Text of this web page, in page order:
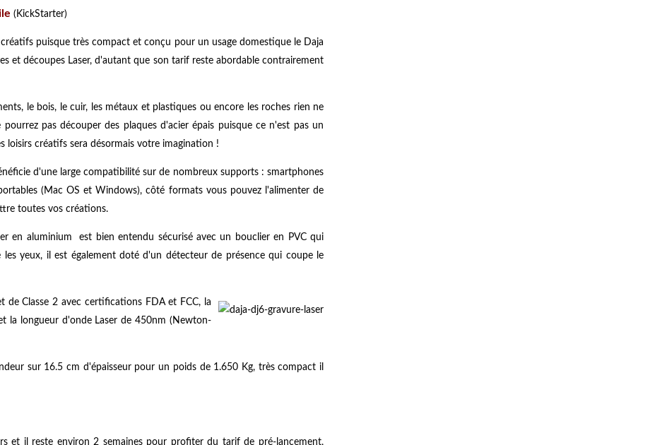
(KickStarter)
puisque très compact et conçu pour un usage domestique le Daja
et découpes Laser, d'autant que son tarif reste abordable contrairement
le bois, le cuir, les métaux et plastiques ou encore les roches rien ne
pas découper des plaques d'acier épais puisque ce n'est pas un
loisirs créatifs sera désormais votre imagination !
d'une large compatibilité sur de nombreux supports : smartphones
(Mac OS et Windows), côté formats vous pouvez l'alimenter de
toutes vos créations.
en aluminium est bien entendu sécurisé avec un bouclier en PVC qui
yeux, il est également doté d'un détecteur de présence qui coupe le
de Classe 2 avec certifications FDA et FCC, la
la longueur d'onde Laser de 450nm (Newton-
sur 16.5 cm d'épaisseur pour un poids de 1.650 Kg, très compact il
et il reste environ 2 semaines pour profiter du tarif de pré-lancement,